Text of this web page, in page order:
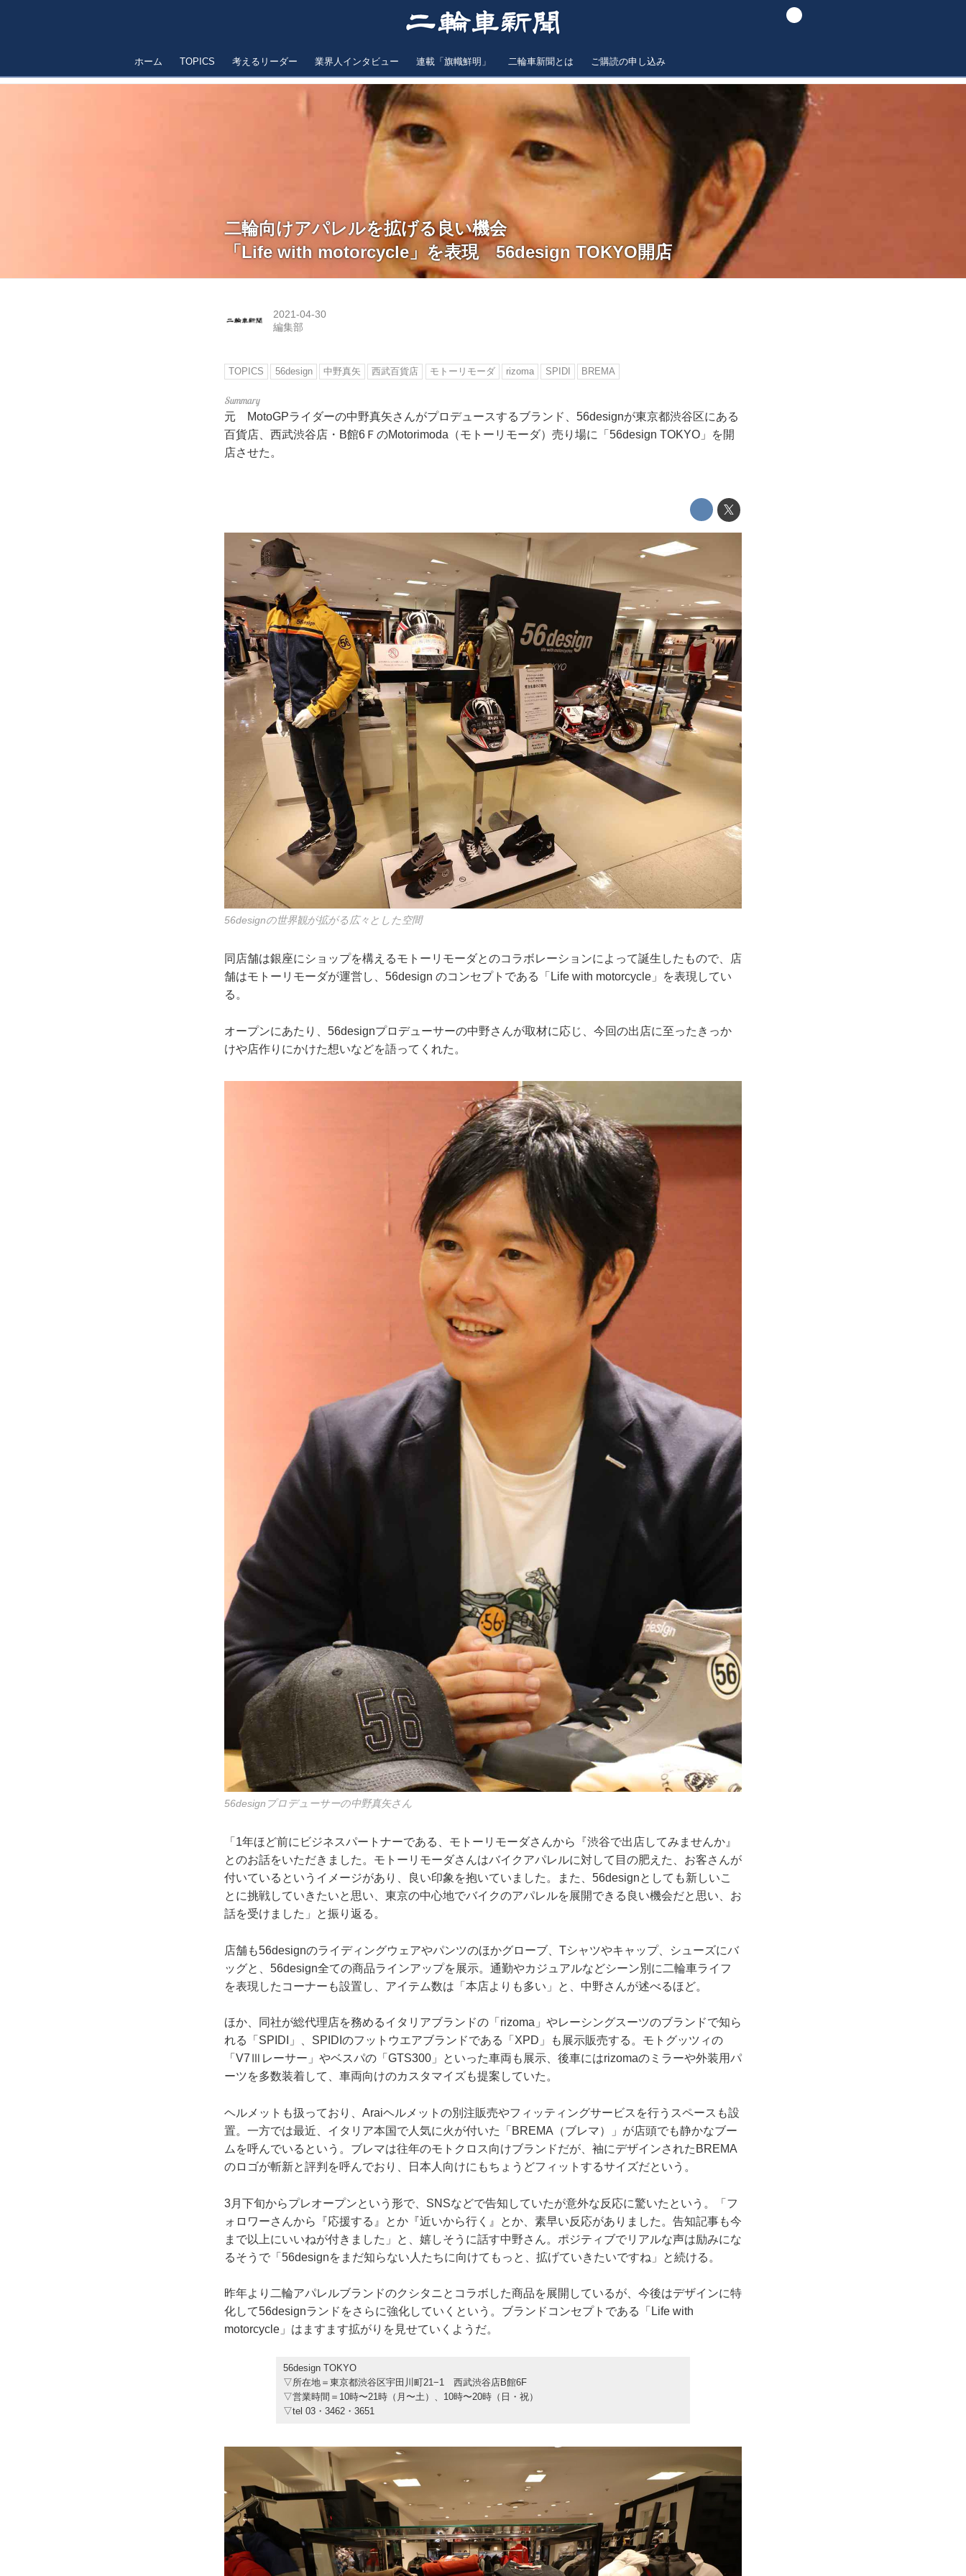
ホーム TOPICS 考えるリーダー 業界人インタビュー 連載「旗幟鮮明」 二輪車新聞とは ご購読の申し込み
二輪向けアパレルを拡げる良い機会
「Life with motorcycle」を表現 56design TOKYO開店
2021-04-30
編集部
TOPICS 56design 中野真矢 西武百貨店 モトーリモーダ rizoma SPIDI BREMA
元 MotoGPライダーの中野真矢さんがプロデュースするブランド、56designが東京都渋谷区にある
百貨店、西武渋谷店・B館6ＦのMotorimoda（モトーリモーダ）売り場に「56design TOKYO」を開
店させた。
56designの世界観が拡がる広々とした空間
同店舗は銀座にショップを構えるモトーリモーダとのコラボレーションによって誕生したもので、店
舗はモトーリモーダが運営し、56design のコンセプトである「Life with motorcycle」を表現してい
る。
オープンにあたり、56designプロデューサーの中野さんが取材に応じ、今回の出店に至ったきっか
けや店作りにかけた想いなどを語ってくれた。
56designプロデューサーの中野真矢さん
「1年ほど前にビジネスパートナーである、モトーリモーダさんから『渋谷で出店してみませんか』
とのお話をいただきました。モトーリモーダさんはバイクアパレルに対して目の肥えた、お客さんが
付いているというイメージがあり、良い印象を抱いていました。また、56designとしても新しいこ
とに挑戦していきたいと思い、東京の中心地でバイクのアパレルを展開できる良い機会だと思い、お
話を受けました」と振り返る。
店舗も56designのライディングウェアやパンツのほかグローブ、Tシャツやキャップ、シューズにバ
ッグと、56design全ての商品ラインアップを展示。通勤やカジュアルなどシーン別に二輪車ライフ
を表現したコーナーも設置し、アイテム数は「本店よりも多い」と、中野さんが述べるほど。
ほか、同社が総代理店を務めるイタリアブランドの「rizoma」やレーシングスーツのブランドで知ら
れる「SPIDI」、SPIDIのフットウエアブランドである「XPD」も展示販売する。モトグッツィの
「V7Ⅲレーサー」やベスパの「GTS300」といった車両も展示、後車にはrizomaのミラーや外装用パ
ーツを多数装着して、車両向けのカスタマイズも提案していた。
ヘルメットも扱っており、Araiヘルメットの別注販売やフィッティングサービスを行うスペースも設
置。一方では最近、イタリア本国で人気に火が付いた「BREMA（ブレマ）」が店頭でも静かなブー
ムを呼んでいるという。ブレマは往年のモトクロス向けブランドだが、袖にデザインされたBREMA
のロゴが斬新と評判を呼んでおり、日本人向けにもちょうどフィットするサイズだという。
3月下旬からプレオープンという形で、SNSなどで告知していたが意外な反応に驚いたという。「フ
ォロワーさんから『応援する』とか『近いから行く』とか、素早い反応がありました。告知記事も今
まで以上にいいねが付きました」と、嬉しそうに話す中野さん。ポジティブでリアルな声は励みにな
るそうで「56designをまだ知らない人たちに向けてもっと、拡げていきたいですね」と続ける。
昨年より二輪アパレルブランドのクシタニとコラボした商品を展開しているが、今後はデザインに特
化して56designランドをさらに強化していくという。ブランドコンセプトである「Life with
motorcycle」はますます拡がりを見せていくようだ。
56design TOKYO
▽所在地＝東京都渋谷区宇田川町21−1 西武渋谷店B館6F
▽営業時間＝10時〜21時（月〜土）、10時〜20時（日・祝）
▽tel 03・3462・3651